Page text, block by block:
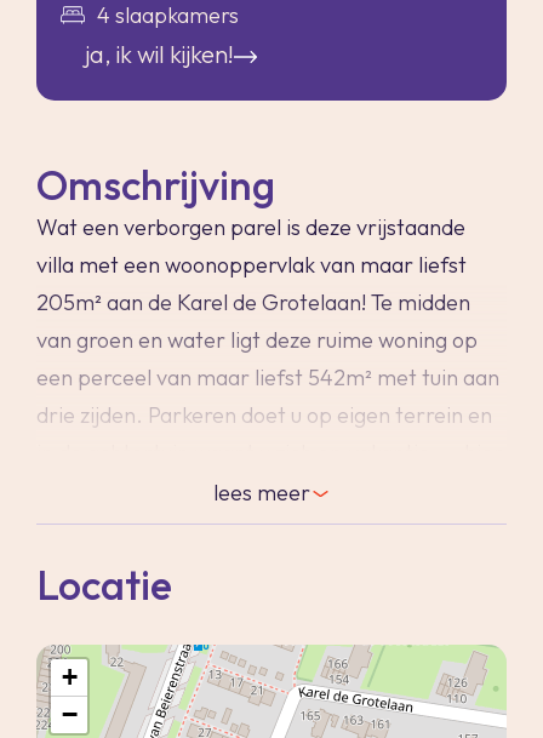
4 slaapkamers
ja, ik wil kijken!
Omschrijving
Wat een verborgen parel is deze vrijstaande
villa met een woonoppervlak van maar liefst
205m² aan de Karel de Grotelaan! Te midden
van groen en water ligt deze ruime woning op
een perceel van maar liefst 542m² met tuin aan
drie zijden. Parkeren doet u op eigen terrein en
is rust, groen en een leuk zicht op de
aansluitende waterpartij. Dit mooie uitzicht
heeft u overigens ook vanuit de woning zelf!
Aan duurzaamheid is gedacht: zo is er
spouwmuur- en dakisolatie aangebracht, liggen
er op het dak 19 stuks zonnepanelen (2023) en in
datzelfde jaar is ook een hybride warmtepomp
lees meer
Locatie
+
−